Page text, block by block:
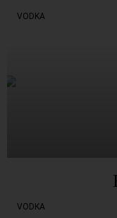
VODKA
VODKA